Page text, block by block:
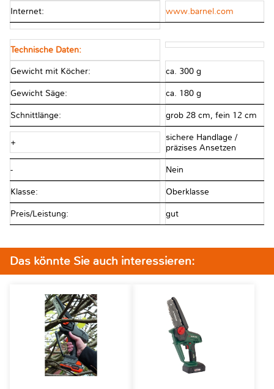
Internet: www.barnel.com
Technische Daten:
Gewicht mit Köcher: ca. 300 g
Gewicht Säge: ca. 180 g
Schnittlänge: grob 28 cm, fein 12 cm
+
sichere Handlage /
präzises Ansetzen
- Nein
Klasse: Oberklasse
Preis/Leistung: gut
Das könnte Sie auch interessieren: